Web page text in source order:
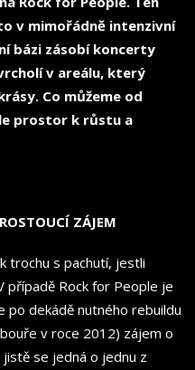
v mimořádně intenzivní
bázi zásobí koncerty
v areálu, který
Co můžeme od
prostor k růstu a
ZÁJEM
trochu s pachutí, jestli
případě Rock for People je
po dekádě nutného rebuildu
v roce 2012) zájem o
se jedná o jednu z